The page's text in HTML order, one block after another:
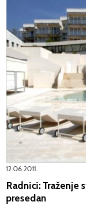
12.06.2011.
Radnici: Traženje
presedan